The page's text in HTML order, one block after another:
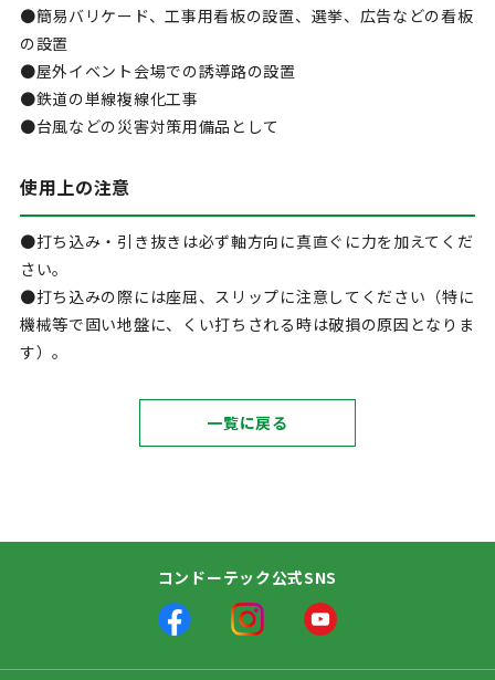
●簡易バリケード、工事用看板の設置、選挙、広告などの看板
の設置
●屋外イベント会場での誘導路の設置
●鉄道の単線複線化工事
●台風などの災害対策用備品として
使用上の注意
●打ち込み・引き抜きは必ず軸方向に真直ぐに力を加えてくだ
さい。
●打ち込みの際には座屈、スリップに注意してください（特に
機械等で固い地盤に、くい打ちされる時は破損の原因となりま
す）。
一覧に戻る
コンドーテック公式SNS